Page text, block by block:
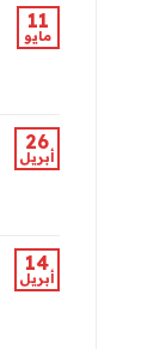
11
مايو
26
أبريل
14
أبريل